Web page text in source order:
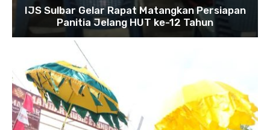
IJS Sulbar Gelar Rapat Matangkan Persiapan
Panitia Jelang HUT ke-12 Tahun